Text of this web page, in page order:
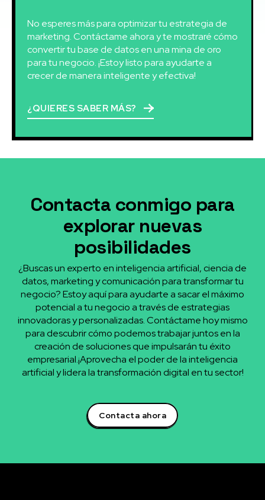
No esperes más para optimizar tu estrategia de
marketing. Contáctame ahora y te mostraré cómo
convertir tu base de datos en una mina de oro
para tu negocio. ¡Estoy listo para ayudarte a
crecer de manera inteligente y efectiva!
¿QUIERES SABER MÁS?
Contacta conmigo para
explorar nuevas
posibilidades
¿Buscas un experto en inteligencia artificial, ciencia de
datos, marketing y comunicación para transformar tu
negocio? Estoy aquí para ayudarte a sacar el máximo
potencial a tu negocio a través de estrategias
innovadoras y personalizadas. Contáctame hoy mismo
para descubrir cómo podemos trabajar juntos en la
creación de soluciones que impulsarán tu éxito
empresarial.¡Aprovecha el poder de la inteligencia
artificial y lidera la transformación digital en tu sector!
Contacta ahora